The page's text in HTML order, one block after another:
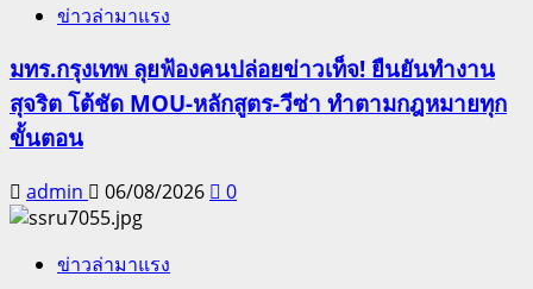
ข่าวล่ามาแรง
มทร.กรุงเทพ ลุยฟ้องคนปล่อยข่าวเท็จ! ยืนยันทำงาน
สุจริต โต้ชัด MOU-หลักสูตร-วีซ่า ทำตามกฎหมายทุก
ขั้นตอน
admin 06/08/2026 0
ข่าวล่ามาแรง